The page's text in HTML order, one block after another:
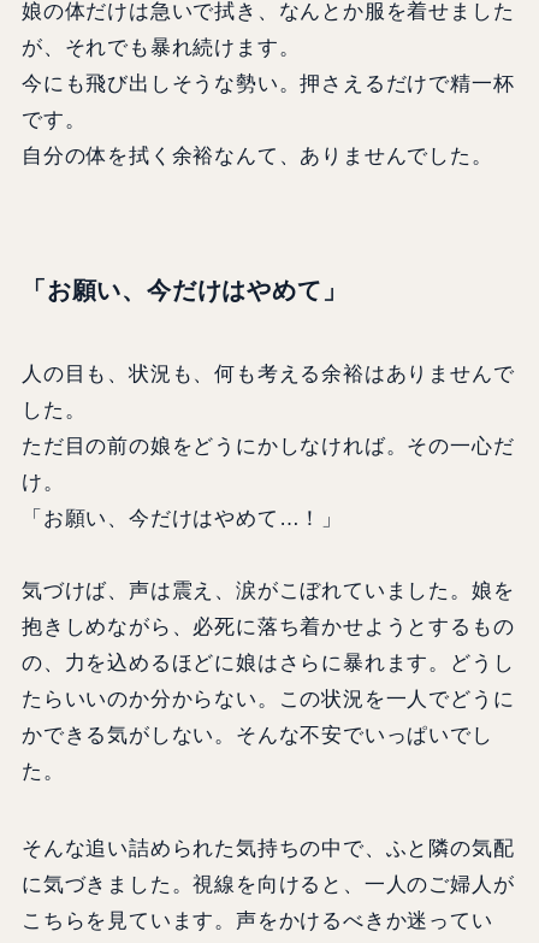
娘の体だけは急いで拭き、なんとか服を着せました
が、それでも暴れ続けます。
今にも飛び出しそうな勢い。押さえるだけで精一杯
です。
自分の体を拭く余裕なんて、ありませんでした。
「お願い、今だけはやめて」
人の目も、状況も、何も考える余裕はありませんで
した。
ただ目の前の娘をどうにかしなければ。その一心だ
け。
「お願い、今だけはやめて…！」
気づけば、声は震え、涙がこぼれていました。娘を
抱きしめながら、必死に落ち着かせようとするもの
の、力を込めるほどに娘はさらに暴れます。どうし
たらいいのか分からない。この状況を一人でどうに
かできる気がしない。そんな不安でいっぱいでし
た。
そんな追い詰められた気持ちの中で、ふと隣の気配
に気づきました。視線を向けると、一人のご婦人が
こちらを見ています。声をかけるべきか迷ってい